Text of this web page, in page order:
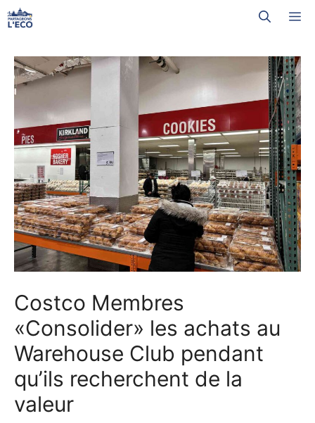
Aller
au
Costco Membres
«Consolider» les achats au
Warehouse Club pendant
qu’ils recherchent de la
valeur